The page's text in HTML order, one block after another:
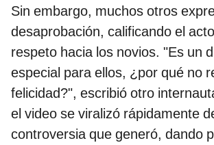
Sin embargo, muchos otros
desaprobación, calificando el
respeto hacia los novios. "Es un
especial para ellos, ¿por qué no
felicidad?", escribió otro
el video se viralizó rápidamente
controversia que generó, dando